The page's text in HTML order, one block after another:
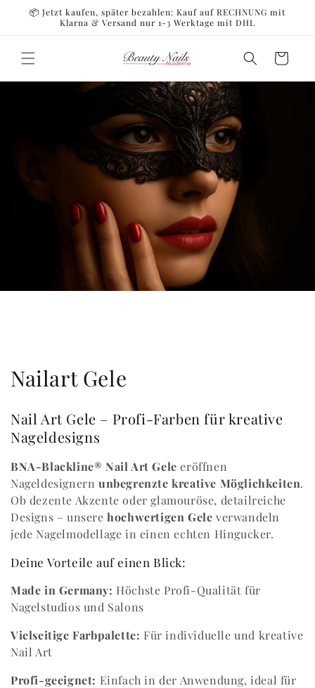
zum
📦 Jetzt kaufen, später bezahlen: Kauf auf RECHNUNG mit
Klarna & Versand nur 1-3 Werktage mit DHL
Warenkorb
K
t
e
g
o
r
i
e
:
Nailart Gele
Nail Art Gele – Profi-Farben für kreative
Nageldesigns
BNA-Blackline® Nail Art Gele eröffnen
Nageldesignern unbegrenzte kreative Möglichkeiten.
Ob dezente Akzente oder glamouröse, detailreiche
Designs – unserehochwertigen Gele verwandeln
jede Nagelmodellage in einen echten Hingucker.
Deine Vorteile auf einen Blick:
Made in Germany: Höchste Profi-Qualität für
Nagelstudios und Salons
Vielseitige Farbpalette: Für individuelle und kreative
Nail Art
Profi-geeignet: Einfach in der Anwendung, ideal für